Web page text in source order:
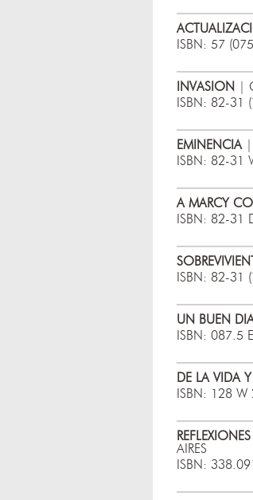
ISBN: 57
INVASION
|
ISBN: 82-31
EMINENCIA
ISBN: 82-31
A MARCY
ISBN: 82-31
ISBN: 82-31
UN BUEN
ISBN: 087.5
DE LA VIDA
ISBN: 128 W
AIRES
ISBN: